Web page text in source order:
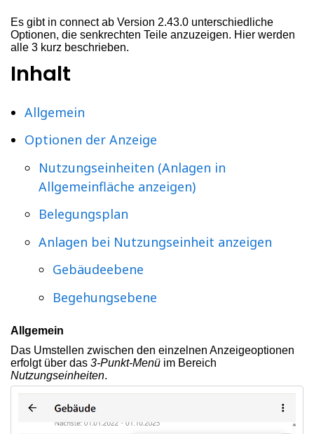
Es gibt in connect ab Version 2.43.0 unterschiedliche
Optionen, die senkrechten Teile anzuzeigen. Hier werden
alle 3 kurz beschrieben.
Inhalt
Allgemein
Optionen der Anzeige
Nutzungseinheiten (Anlagen in
Allgemeinfläche anzeigen)
Belegungsplan
Anlagen bei Nutzungseinheit anzeigen
Gebäudeebene
Begehungsebene
Allgemein
Das Umstellen zwischen den einzelnen Anzeigeoptionen
erfolgt über das 3-Punkt-Menü im Bereich
Nutzungseinheiten.